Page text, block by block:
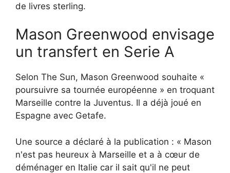
de livres sterling.
Mason Greenwood envisage
un transfert en Serie A
Selon The Sun, Mason Greenwood souhaite «
poursuivre sa tournée européenne » en troquant
Marseille contre la Juventus. Il a déjà joué en
Espagne avec Getafe.
Une source a déclaré à la publication : « Mason
n'est pas heureux à Marseille et a à cœur de
déménager en Italie car il sait qu'il ne peut